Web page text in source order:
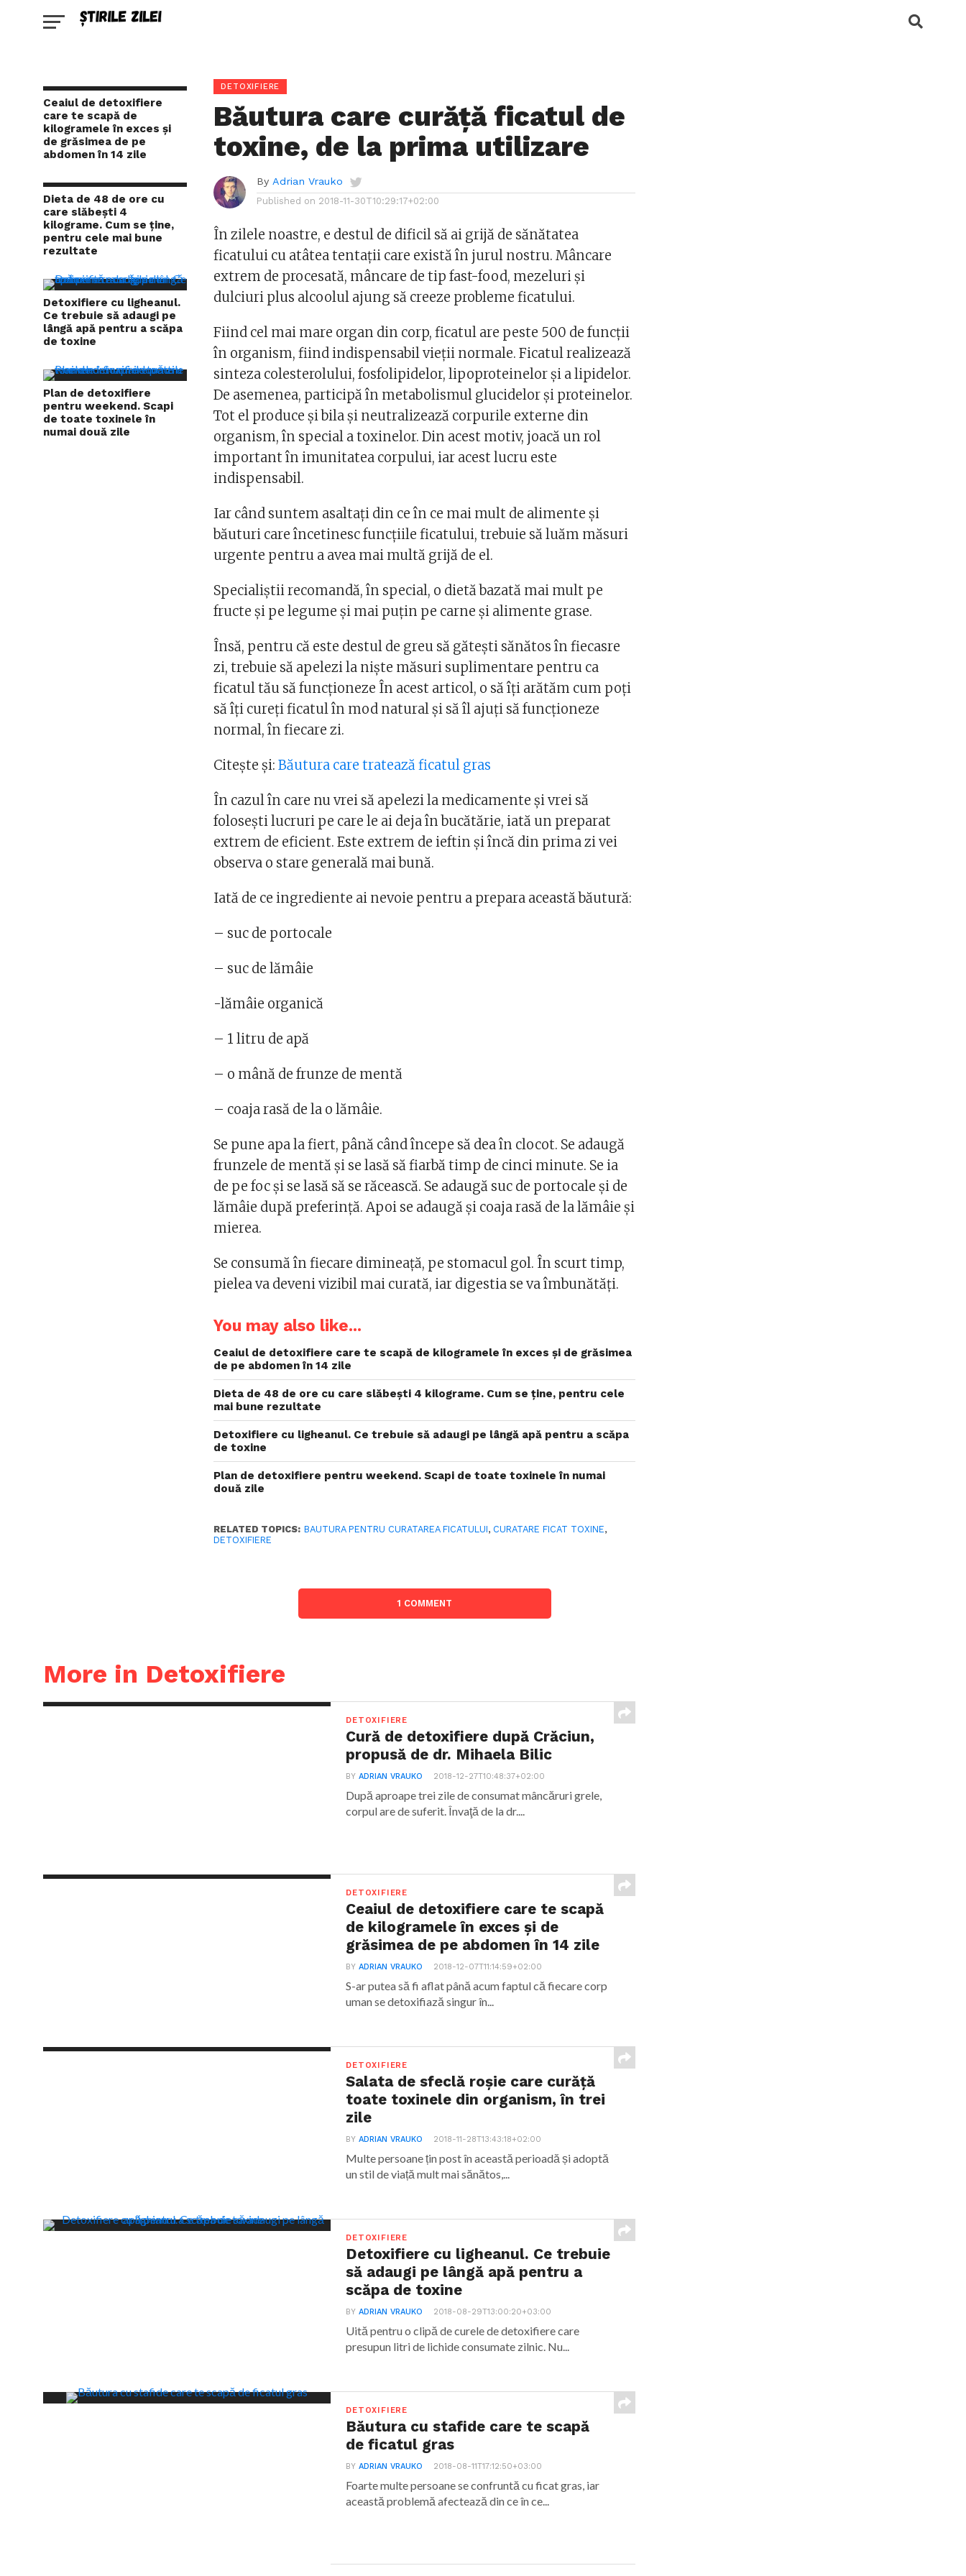
Ceaiul de detoxifiere
care te scapă de
kilogramele în exces și
de grăsimea de pe
abdomen în 14 zile
Dieta de 48 de ore cu
care slăbești 4
kilograme. Cum se ține,
pentru cele mai bune
rezultate
Detoxifiere cu ligheanul.
Ce trebuie să adaugi pe
lângă apă pentru a scăpa
de toxine
Plan de detoxifiere
pentru weekend. Scapi
de toate toxinele în
numai două zile
DETOXIFIERE
Băutura care curăță ficatul de
toxine, de la prima utilizare
By Adrian Vrauko
Published on 2018-11-30T10:29:17+02:00
În zilele noastre, e destul de dificil să ai grijă de sănătatea
ficatului cu atâtea tentații care există în jurul nostru. Mâncare
extrem de procesată, mâncare de tip fast-food, mezeluri și
dulciuri plus alcoolul ajung să creeze probleme ficatului.
Fiind cel mai mare organ din corp, ficatul are peste 500 de funcții
în organism, fiind indispensabil vieții normale. Ficatul realizează
sinteza colesterolului, fosfolipidelor, lipoproteinelor și a lipidelor.
De asemenea, participă în metabolismul glucidelor și proteinelor.
Tot el produce și bila și neutralizează corpurile externe din
organism, în special a toxinelor. Din acest motiv, joacă un rol
important în imunitatea corpului, iar acest lucru este
indispensabil.
Iar când suntem asaltați din ce în ce mai mult de alimente și
băuturi care încetinesc funcțiile ficatului, trebuie să luăm măsuri
urgente pentru a avea mai multă grijă de el.
Specialiștii recomandă, în special, o dietă bazată mai mult pe
fructe și pe legume și mai puțin pe carne și alimente grase.
Însă, pentru că este destul de greu să gătești sănătos în fiecasre
zi, trebuie să apelezi la niște măsuri suplimentare pentru ca
ficatul tău să funcționeze În acest articol, o să îți arătăm cum poți
să îți cureți ficatul în mod natural și să îl ajuți să funcționeze
normal, în fiecare zi.
Citește și:Băutura care tratează ficatul gras
În cazul în care nu vrei să apelezi la medicamente și vrei să
folosești lucruri pe care le ai deja în bucătărie, iată un preparat
extrem de eficient. Este extrem de ieftin și încă din prima zi vei
observa o stare generală mai bună.
Iată de ce ingrediente ai nevoie pentru a prepara această băutură:
– suc de portocale
– suc de lămâie
-lămâie organică
– 1 litru de apă
– o mână de frunze de mentă
– coaja rasă de la o lămâie.
Se pune apa la fiert, până când începe să dea în clocot. Se adaugă
frunzele de mentă și se lasă să fiarbă timp de cinci minute. Se ia
de pe foc și se lasă să se răcească. Se adaugă suc de portocale și de
lămâie după preferință. Apoi se adaugă și coaja rasă de la lămâie și
mierea.
Se consumă în fiecare dimineață, pe stomacul gol. În scurt timp,
pielea va deveni vizibil mai curată, iar digestia se va îmbunătăți.
You may also like...
Ceaiul de detoxifiere care te scapă de kilogramele în exces și de grăsimea
de pe abdomen în 14 zile
Dieta de 48 de ore cu care slăbești 4 kilograme. Cum se ține, pentru cele
mai bune rezultate
Detoxifiere cu ligheanul. Ce trebuie să adaugi pe lângă apă pentru a scăpa
de toxine
Plan de detoxifiere pentru weekend. Scapi de toate toxinele în numai
două zile
RELATED TOPICS: BAUTURA PENTRU CURATAREA FICATULUI, CURATARE FICAT TOXINE,
DETOXIFIERE
1 COMMENT
More in Detoxifiere
DETOXIFIERE
Cură de detoxifiere după Crăciun,
propusă de dr. Mihaela Bilic
BYADRIAN VRAUKO 2018-12-27T10:48:37+02:00
După aproape trei zile de consumat mâncăruri grele,
corpul are de suferit. Învaţă de la dr....
DETOXIFIERE
Ceaiul de detoxifiere care te scapă
de kilogramele în exces și de
grăsimea de pe abdomen în 14 zile
BYADRIAN VRAUKO 2018-12-07T11:14:59+02:00
S-ar putea să fi aflat până acum faptul că fiecare corp
uman se detoxifiază singur în...
DETOXIFIERE
Salata de sfeclă roșie care curăță
toate toxinele din organism, în trei
zile
BYADRIAN VRAUKO 2018-11-28T13:43:18+02:00
Multe persoane țin post în această perioadă și adoptă
un stil de viață mult mai sănătos,...
DETOXIFIERE
Detoxifiere cu ligheanul. Ce trebuie
să adaugi pe lângă apă pentru a
scăpa de toxine
BYADRIAN VRAUKO 2018-08-29T13:00:20+03:00
Uită pentru o clipă de curele de detoxifiere care
presupun litri de lichide consumate zilnic. Nu...
DETOXIFIERE
Băutura cu stafide care te scapă
de ficatul gras
BYADRIAN VRAUKO 2018-08-11T17:12:50+03:00
Foarte multe persoane se confruntă cu ficat gras, iar
această problemă afectează din ce în ce...